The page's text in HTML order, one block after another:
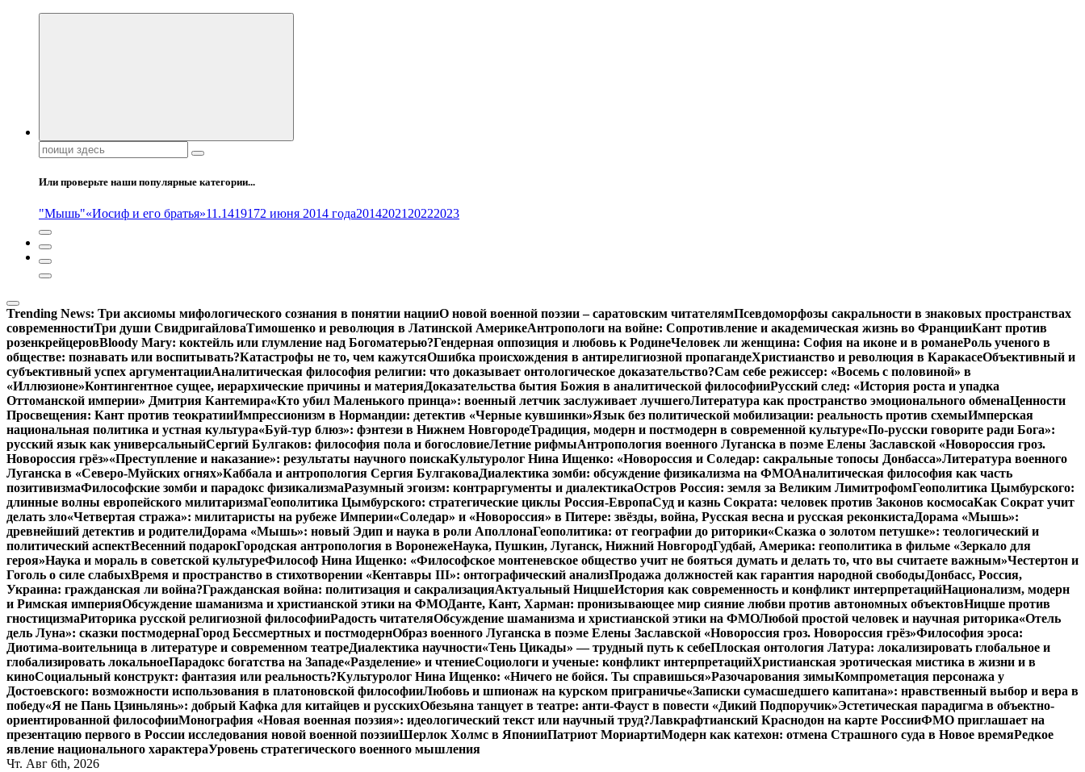
Поиск:
Или проверьте наши популярные категории...
"Мышь"«Иосиф и его братья»11.1419172 июня 2014 года20142021 20222023
Trending News: Три аксиомы мифологического сознания в понятии нацииО новой военной поэзии – саратовским читателямПсевдоморфозы сакральности в знаковых пространствах
современностиТри души СвидригайловаТимошенко и революция в Латинской АмерикеАнтропологи на войне: Сопротивление и академическая жизнь во ФранцииКант против
розенкрейцеровBloody Mary: коктейль или глумление над Богоматерью?Гендерная оппозиция и любовь к РодинеЧеловек ли женщина: София на иконе и в романеРоль ученого в
обществе: познавать или воспитывать?Катастрофы не то, чем кажутсяОшибка происхождения в антирелигиозной пропагандеХристианство и революция в КаракасеОбъективный и
субъективный успех аргументацииАналитическая философия религии: что доказывает онтологическое доказательство?Сам себе режиссер: «Восемь с половиной» в
«Иллюзионе»Контингентное сущее, иерархические причины и материяДоказательства бытия Божия в аналитической философииРусский след: «История роста и упадка
Оттоманской империи» Дмитрия Кантемира«Кто убил Маленького принца»: военный летчик заслуживает лучшегоЛитература как пространство эмоционального обменаЦенности
Просвещения: Кант против теократииИмпрессионизм в Нормандии: детектив «Черные кувшинки»Язык без политической мобилизации: реальность против схемыИмперская
национальная политика и устная культура«Буй-тур блюз»: фэнтези в Нижнем НовгородеТрадиция, модерн и постмодерн в современной культуре«По-русски говорите ради Бога»:
русский язык как универсальныйСергий Булгаков: философия пола и богословиеЛетние рифмыАнтропология военного Луганска в поэме Елены Заславской «Новороссия гроз.
Новороссия грёз»«Преступление и наказание»: результаты научного поискаКультуролог Нина Ищенко: «Новороссия и Соледар: сакральные топосы Донбасса»Литература военного
Луганска в «Северо-Муйских огнях»Каббала и антропология Сергия БулгаковаДиалектика зомби: обсуждение физикализма на ФМОАналитическая философия как часть
позитивизмаФилософские зомби и парадокс физикализмаРазумный эгоизм: контраргументы и диалектикаОстров Россия: земля за Великим ЛимитрофомГеополитика Цымбурского:
длинные волны европейского милитаризмаГеополитика Цымбурского: стратегические циклы Россия-ЕвропаСуд и казнь Сократа: человек против Законов космосаКак Сократ учит
делать зло«Четвертая стража»: милитаристы на рубеже Империи«Соледар» и «Новороссия» в Питере: звёзды, война, Русская весна и русская реконкистаДорама «Мышь»:
древнейший детектив и родителиДорама «Мышь»: новый Эдип и наука в роли АполлонаГеополитика: от географии до риторики«Сказка о золотом петушке»: теологический и
политический аспектВесенний подарокГородская антропология в ВоронежеНаука, Пушкин, Луганск, Нижний НовгородГудбай, Америка: геополитика в фильме «Зеркало для
героя»Наука и мораль в советской культуреФилософ Нина Ищенко: «Философское монтеневское общество учит не бояться думать и делать то, что вы считаете важным»Честертон и
Гоголь о силе слабыхВремя и пространство в стихотворении «Кентавры III»: онтографический анализПродажа должностей как гарантия народной свободыДонбасс, Россия,
Украина: гражданская ли война?Гражданская война: политизация и сакрализацияАктуальный НицшеИстория как современность и конфликт интерпретацийНационализм, модерн
и Римская империяОбсуждение шаманизма и христианской этики на ФМОДанте, Кант, Харман: пронизывающее мир сияние любви против автономных объектовНицше против
гностицизмаРиторика русской религиозной философииРадость читателяОбсуждение шаманизма и христианской этики на ФМОЛюбой простой человек и научная риторика«Отель
дель Луна»: сказки постмодернаГород Бессмертных и постмодернОбраз военного Луганска в поэме Елены Заславской «Новороссия гроз. Новороссия грёз»Философия эроса:
Диотима-воительница в литературе и современном театреДиалектика научности«Тень Цикады» — трудный путь к себеПлоская онтология Латура: локализировать глобальное и
глобализировать локальноеПарадокс богатства на Западе«Разделение» и чтениеСоциологи и ученые: конфликт интерпретацийХристианская эротическая мистика в жизни и в
киноСоциальный конструкт: фантазия или реальность?Культуролог Нина Ищенко: «Ничего не бойся. Ты справишься»Разочарования зимыКомпрометация персонажа у
Достоевского: возможности использования в платоновской философииЛюбовь и шпионаж на курском приграничье«Записки сумасшедшего капитана»: нравственный выбор и вера в
победу«Я не Пань Цзиньлянь»: добрый Кафка для китайцев и русскихОбезьяна танцует в театре: анти-Фауст в повести «Дикий Подпоручик»Эстетическая парадигма в объектно-
ориентированной философииМонография «Новая военная поэзия»: идеологический текст или научный труд?Лавкрафтианский Краснодон на карте РоссииФМО приглашает на
презентацию первого в России исследования новой военной поэзииШерлок Холмс в ЯпонииПатриот МориартиМодерн как катехон: отмена Страшного суда в Новое времяРедкое
явление национального характераУровень стратегического военного мышления
Чт. Авг 6th, 2026